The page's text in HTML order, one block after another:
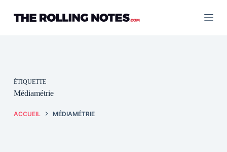
contenu
ÉTIQUETTE
Médiamétrie
ACCUEIL MÉDIAMÉTRIE